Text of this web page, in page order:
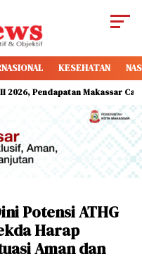
KESEHATAN
Pendapatan Makassar Capai 49
Potensi ATHG
Harap
Aman dan